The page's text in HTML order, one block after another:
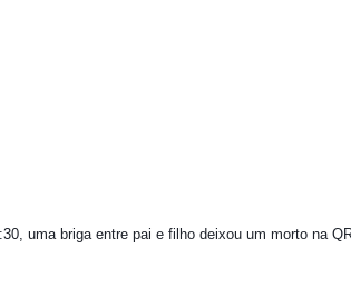
uma briga entre pai e filho deixou um morto na